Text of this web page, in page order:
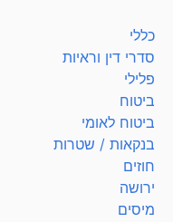
כללי
סדרי דין וראיות
פלילי
ביטוח
ביטוח לאומי
בנקאות / שטרות
חוזים
ירושה
מיסים